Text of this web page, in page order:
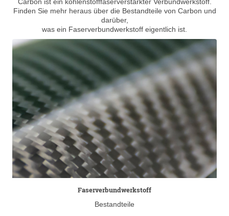
Carbon ist ein kohlenstofffaserverstärkter Verbundwerkstoff.
Finden Sie mehr heraus über die Bestandteile von Carbon und
darüber,
was ein Faserverbundwerkstoff eigentlich ist.
Faserverbundwerkstoff
Bestandteile